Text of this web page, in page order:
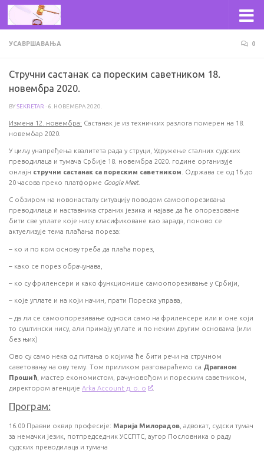
Skip to content
УСАВРШАВАЊА 0
Стручни састанак са пореским саветником 18.
новембра 2020.
BYSEKRETAR · 6. НОВЕМБРА 2020.
Измена 12. новембра: Састанак је из техничких разлога померен на 18.
новембар 2020.
У циљу унапређења квалитета рада у струци, Удружење сталних судских
преводилаца и тумача Србије 18. новембра 2020. године организује
онлајн стручни састанак са пореским саветником . Одржава се од 16 до
20 часова преко платформе Google Meet.
С обзиром на новонасталу ситуацију поводом самоопорезивања
преводилаца и наставника страних језика и најаве да ће опорезоване
бити све уплате које нису класификоване као зарада, поново се
актуелизује тема плаћања пореза:
– ко и по ком основу треба да плаћа порез,
– како се порез обрачунава,
– ко су фриленсери и како функционише самоопорезивање у Србији,
– које уплате и на који начин, прати Пореска управа,
– да ли се самоопорезивање односи само на фриленсере или и оне који
то суштински нису, али примају уплате и по неким другим основама (или
без њих)
Ово су само нека од питања о којима ће бити речи на стручном
саветовању на ову тему. Том приликом разговараћемо са Драганом
Прошић , мастер економистом, рачуновођом и пореским саветником,
директором агенције Arka Account д. о. о .
Програм:
16.00 Правни оквир професије: Марија Милорадов , адвокат, судски тумач
за немачки језик, потпредседник УССПТС, аутор Пословника о раду
судских преводилаца и тумача